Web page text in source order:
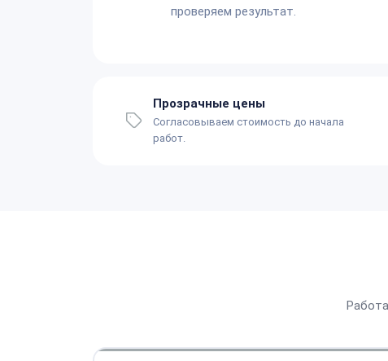
проверяем результат.
Прозрачные цены
Согласовываем стоимость до начала
работ.